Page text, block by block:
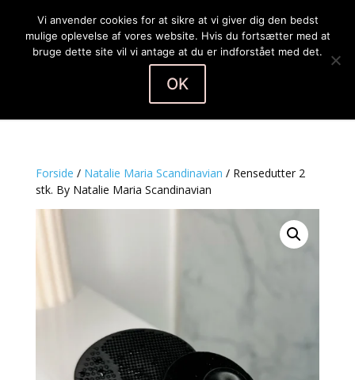
Forside / Natalie Maria Scandinavian / Rensedutter 2
stk. By Natalie Maria Scandinavian
Vi anvender cookies for at sikre at vi giver dig den bedst
mulige oplevelse af vores website. Hvis du fortsætter med at
bruge dette site vil vi antage at du er indforstået med det.
OK